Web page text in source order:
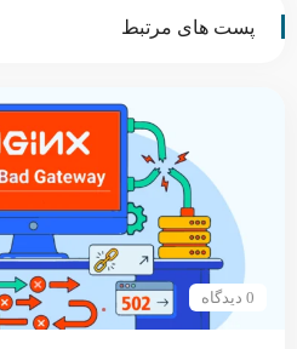
پست های مرتبط
0 دیدگاه